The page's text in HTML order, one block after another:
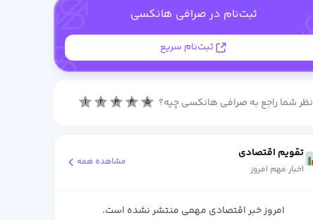
ثبت‌نام در صرافی هانکسی
ثبت‌نام سریع
نظر شما راجع به صرافی هانکسی چیه؟ ۱ ۲ ۳ ۴ ۵
تقویم اقتصادی
اخبار مهم امروز
مشاهده همه
امروز خبر اقتصادی مهمی منتشر نشده است.